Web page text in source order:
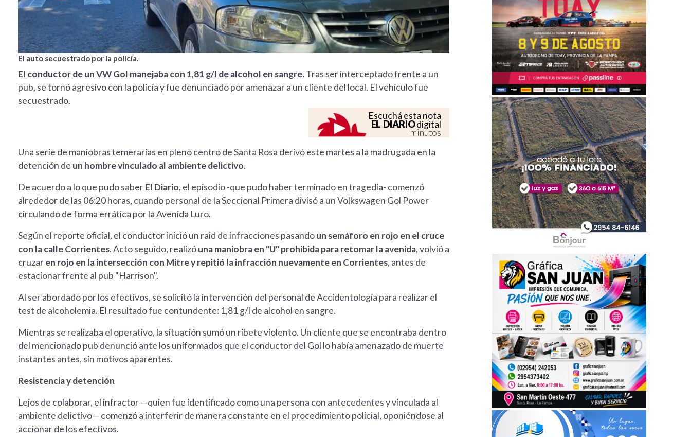
El auto secuestrado por la policía.
El conductor de un VW Gol manejaba con 1,81 g/l de alcohol en sangre.Tras ser interceptado frente a un
pub, se tornó agresivo con la policía y fue denunciado por amenazar a un cliente del local. El vehículo fue
secuestrado.
Escuchá esta nota
EL DIARIOdigital
minutos
Una serie de maniobras temerarias en pleno centro de Santa Rosa derivó este martes a la madrugada en la
detención de un hombre vinculado al ambiente delictivo.
De acuerdo a lo que pudo saberEl Diario, el episodio -que pudo haber terminado en tragedia- comenzó
alrededor de las 06:20 horas, cuando personal de la Seccional Primera divisó a un Volkswagen Gol Power
circulando de forma errática por la Avenida Luro.
Según el reporte oficial, el conductor inició un raid de infracciones pasandoun semáforo en rojo en el cruce
con la calle Corrientes. Acto seguido, realizóuna maniobra en "U" prohibida para retomar la avenida, volvió a
cruzaren rojo en la intersección con Mitre y repitió la infracción nuevamente en Corrientes, antes de
estacionar frente al pub "Harrison".
Al ser abordado por los efectivos, se solicitó la intervención del personal de Accidentología para realizar el
test de alcoholemia. El resultado fue contundente: 1,81 g/l de alcohol en sangre.
Mientras se realizaba el operativo, la situación sumó un ribete violento. Un cliente que se encontraba dentro
del mencionado pub denunció ante los uniformados que el conductor del Gol lo había amenazado de muerte
instantes antes, sin motivos aparentes.
Resistencia y detención
Lejos de colaborar, el infractor —quien fue identificado como una persona con antecedentes y vinculada al
ambiente delictivo— comenzó a interferir de manera constante en el procedimiento policial, oponiéndose al
accionar de los efectivos.